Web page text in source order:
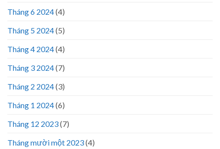
Tháng 6 2024(4)
Tháng 5 2024(5)
Tháng 4 2024(4)
Tháng 3 2024(7)
Tháng 2 2024(3)
Tháng 1 2024(6)
Tháng 12 2023(7)
Tháng mười một 2023(4)